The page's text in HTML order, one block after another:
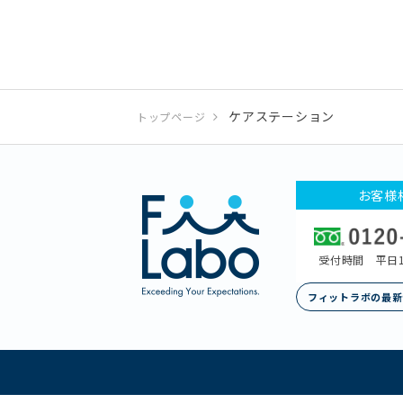
トップページ ケアステーション
お客様
受付時間 平日
フィットラボの最